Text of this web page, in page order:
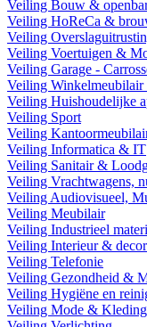
Veiling Bouw &
Veiling HoReCa &
Veiling
Veiling Voertuigen &
Veiling Garage -
Veiling
Veiling Huishoudelijke
Veiling Sport
Veiling
Veiling Informatica & IT
Veiling Sanitair &
Veiling Vrachtwagens,
Veiling Audiovisueel,
Veiling Meubilair
Veiling Industrieel
Veiling Interieur &
Veiling Telefonie
Veiling Gezondheid &
Veiling Hygiëne en
Veiling Mode & Kleding